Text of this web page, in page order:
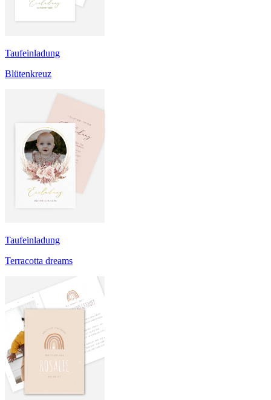
Taufeinladung
Blütenkreuz
Taufeinladung
Terracotta dreams